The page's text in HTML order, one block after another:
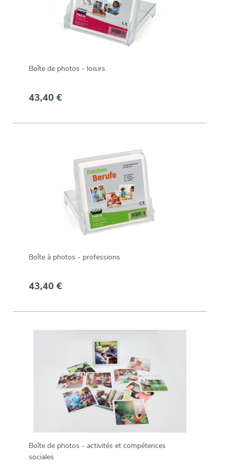
Boîte de photos - loisirs
43,40 €
Boîte à photos - professions
43,40 €
Boîte de photos - activités et compétences
sociales